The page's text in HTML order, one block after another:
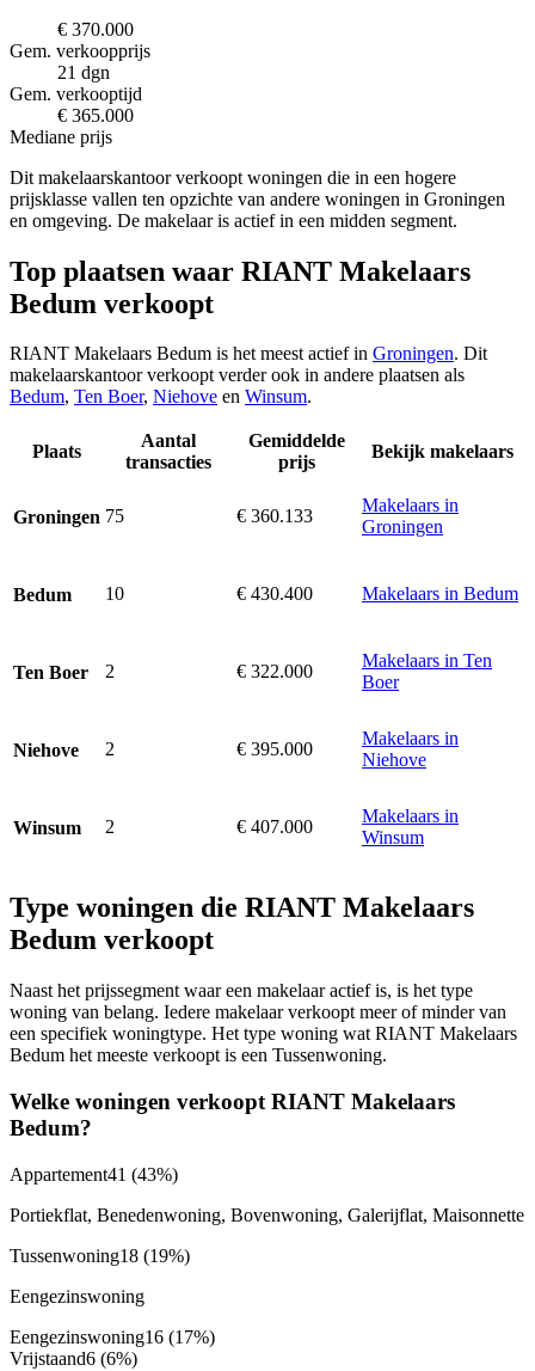
€ 370.000
Gem. verkoopprijs
21 dgn
Gem. verkooptijd
€ 365.000
Mediane prijs
Dit makelaarskantoor verkoopt woningen die in een hogere
prijsklasse vallen ten opzichte van andere woningen in Groningen
en omgeving. De makelaar is actief in een midden segment.
Top plaatsen waar RIANT Makelaars
Bedum verkoopt
RIANT Makelaars Bedum is het meest actief in Groningen. Dit
makelaarskantoor verkoopt verder ook in andere plaatsen als
Bedum, Ten Boer, Niehove en Winsum.
Plaats
Aantal
transacties
Gemiddelde
prijs
Bekijk makelaars
Groningen 75 € 360.133
Makelaars in
Groningen
Bedum 10 € 430.400 Makelaars in Bedum
Ten Boer 2 € 322.000
Makelaars in Ten
Boer
Niehove 2 € 395.000
Makelaars in
Niehove
Winsum 2 € 407.000
Makelaars in
Winsum
Type woningen die RIANT Makelaars
Bedum verkoopt
Naast het prijssegment waar een makelaar actief is, is het type
woning van belang. Iedere makelaar verkoopt meer of minder van
een specifiek woningtype. Het type woning wat RIANT Makelaars
Bedum het meeste verkoopt is een Tussenwoning.
Welke woningen verkoopt RIANT Makelaars
Bedum?
Appartement41 (43%)
Portiekflat, Benedenwoning, Bovenwoning, Galerijflat, Maisonnette
Tussenwoning18 (19%)
Eengezinswoning
Eengezinswoning16 (17%)
Vrijstaand6 (6%)